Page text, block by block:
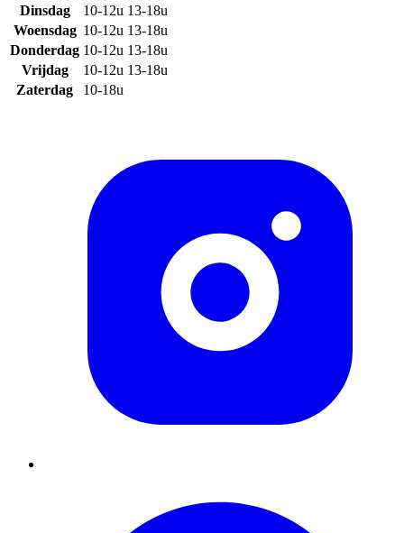
Dinsdag
10-12u 13-18u
Woensdag 10-12u 13-18u
Donderdag 10-12u 13-18u
Vrijdag
10-12u 13-18u
Zaterdag
10-18u